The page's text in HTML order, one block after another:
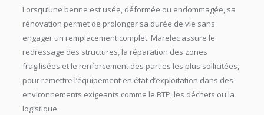
Lorsqu’une benne est usée, déformée ou endommagée, sa
rénovation permet de prolonger sa durée de vie sans
engager un remplacement complet. Marelec assure le
redressage des structures, la réparation des zones
fragilisées et le renforcement des parties les plus sollicitées,
pour remettre l’équipement en état d’exploitation dans des
environnements exigeants comme le BTP, les déchets ou la
logistique.